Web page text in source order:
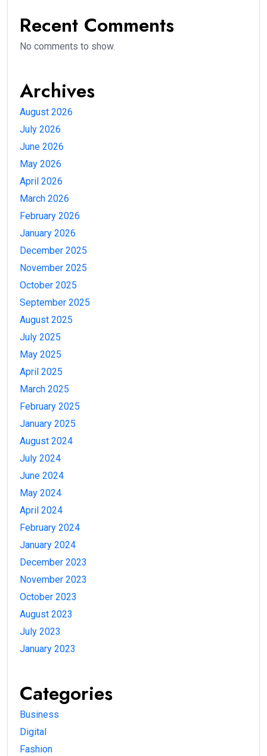
Recent Comments
No comments to show.
Archives
August 2026
July 2026
June 2026
May 2026
April 2026
March 2026
February 2026
January 2026
December 2025
November 2025
October 2025
September 2025
August 2025
July 2025
May 2025
April 2025
March 2025
February 2025
January 2025
August 2024
July 2024
June 2024
May 2024
April 2024
February 2024
January 2024
December 2023
November 2023
October 2023
August 2023
July 2023
January 2023
Categories
Business
Digital
Fashion